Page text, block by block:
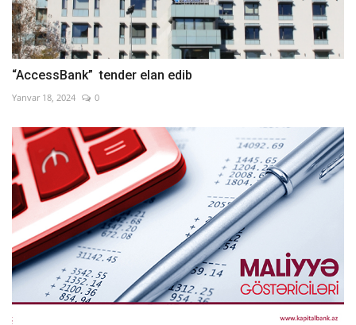
“AccessBank” tender elan edib
Yanvar 18, 2024 0